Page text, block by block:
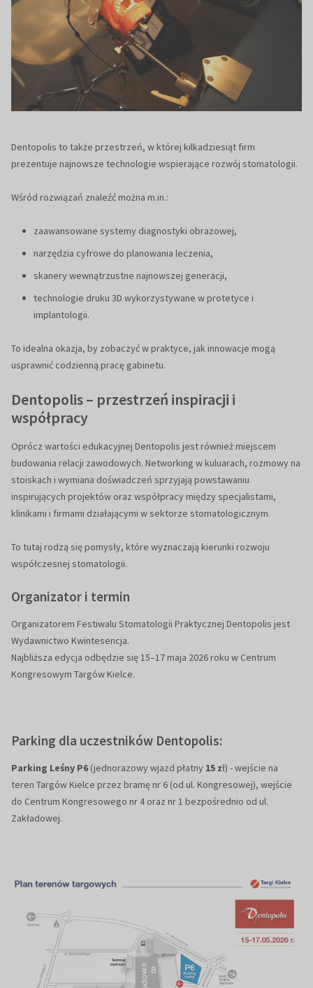
Dentopolis to także przestrzeń, w której kilkadziesiąt firm
prezentuje najnowsze technologie wspierające rozwój stomatologii.
Wśród rozwiązań znaleźć można m.in.:
zaawansowane systemy diagnostyki obrazowej,
narzędzia cyfrowe do planowania leczenia,
skanery wewnątrzustne najnowszej generacji,
technologie druku 3D wykorzystywane w protetyce i
implantologii.
To idealna okazja, by zobaczyć w praktyce, jak innowacje mogą
usprawnić codzienną pracę gabinetu.
Dentopolis – przestrzeń inspiracji i
współpracy
Oprócz wartości edukacyjnej Dentopolis jest również miejscem
budowania relacji zawodowych. Networking w kuluarach, rozmowy na
stoiskach i wymiana doświadczeń sprzyjają powstawaniu
inspirujących projektów oraz współpracy między specjalistami,
klinikami i firmami działającymi w sektorze stomatologicznym.
To tutaj rodzą się pomysły, które wyznaczają kierunki rozwoju
współczesnej stomatologii.
Organizator i termin
Organizatorem Festiwalu Stomatologii Praktycznej Dentopolis jest
Wydawnictwo Kwintesencja.
Najbliższa edycja odbędzie się 15–17 maja 2026 roku w Centrum
Kongresowym Targów Kielce.
Parking dla uczestników Dentopolis:
Parking Leśny P6 (jednorazowy wjazd płatny 15 zł) - wejście na
teren Targów Kielce przez bramę nr 6 (od ul. Kongresowej), wejście
do Centrum Kongresowego nr 4 oraz nr 1 bezpośrednio od ul.
Zakładowej.